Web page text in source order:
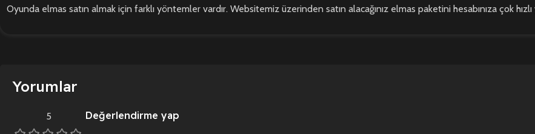
Oyunda elmas satın almak için farklı yöntemler vardır. Websitemiz üzerinden satın alacağınız elmas paketini hesabınıza çok
Yorumlar
5 Değerlendirme yap